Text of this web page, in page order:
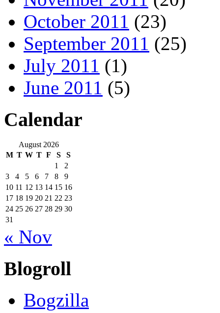
October 2011 (23)
September 2011 (25)
July 2011 (1)
June 2011 (5)
Calendar
August 2026
M T W T F S
S
1
2
3
4 5 6 7 8
9
10 11 12 13 14 15 16
17 18 19 20 21 22 23
24 25 26 27 28 29 30
31
« Nov
Blogroll
Bogzilla